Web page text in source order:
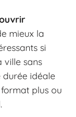
mieux la
si
ville sans
durée idéale
plus ou